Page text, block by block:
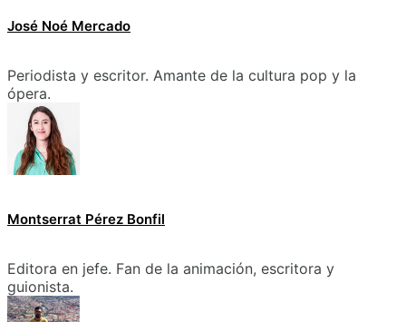
José Noé Mercado
Periodista y escritor. Amante de la cultura pop y la
ópera.
Montserrat Pérez Bonfil
Editora en jefe. Fan de la animación, escritora y
guionista.